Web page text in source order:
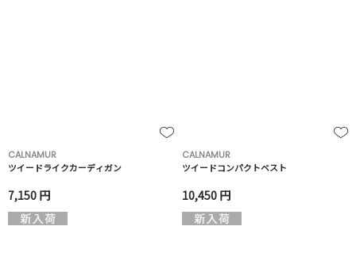
CALNAMUR
ツイードライクカーディガン
7,150 円
CALNAMUR
ツイードコンパクトベスト
10,450 円